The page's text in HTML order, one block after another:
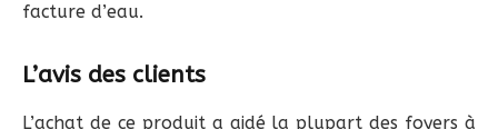
facture d’eau.
L’avis des clients
L’achat de ce produit a aidé la plupart des foyers à